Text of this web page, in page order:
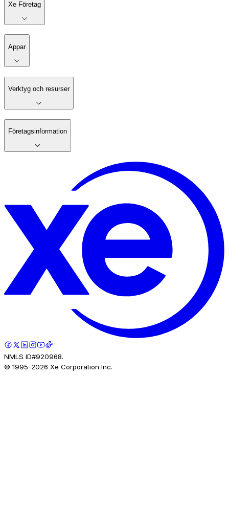
Xe Företag
Appar
Verktyg och resurser
Företagsinformation
NMLS ID#920968.
© 1995-2026 Xe Corporation Inc.